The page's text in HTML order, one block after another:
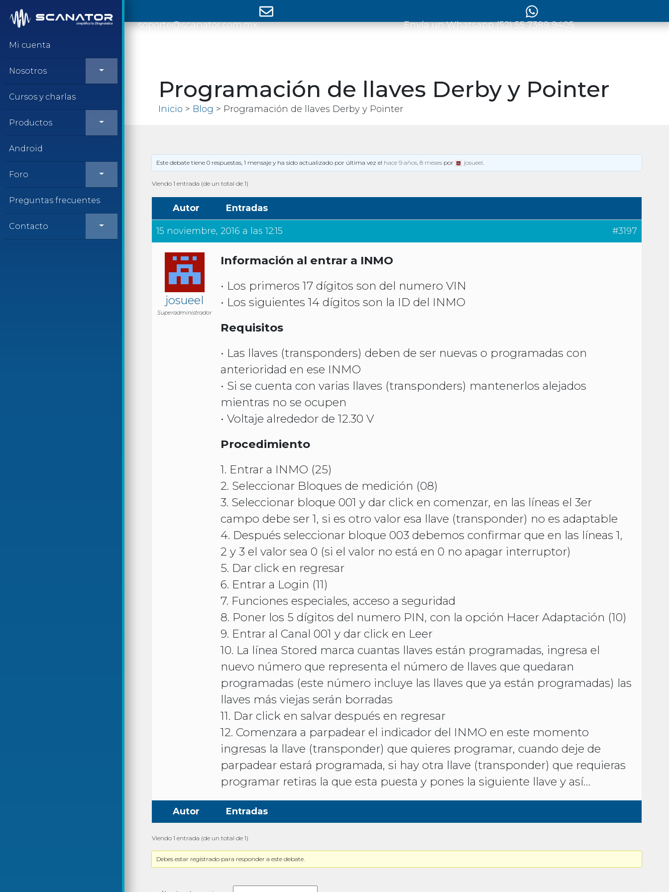
soporte@scanator.com.mx Envía un Whatsapp (52) 55 7389 9405
Saltar al contenido
Mi cuenta
Nosotros
Cursos y charlas
Productos
Android
Foro
Preguntas frecuentes
Contacto
Programación de llaves Derby y Pointer
Inicio > Blog > Programación de llaves Derby y Pointer
Este debate tiene 0 respuestas, 1 mensaje y ha sido actualizado por última vez el hace 9 años, 8 meses por josueel.
Viendo 1 entrada (de un total de 1)
Autor Entradas
15 noviembre, 2016 a las 12:15 #3197
josueel
Superadministrador
Información al entrar a INMO
• Los primeros 17 dígitos son del numero VIN
• Los siguientes 14 dígitos son la ID del INMO
Requisitos
• Las llaves (transponders) deben de ser nuevas o programadas con
anterioridad en ese INMO
• Si se cuenta con varias llaves (transponders) mantenerlos alejados
mientras no se ocupen
• Voltaje alrededor de 12.30 V
Procedimiento
1. Entrar a INMO (25)
2. Seleccionar Bloques de medición (08)
3. Seleccionar bloque 001 y dar click en comenzar, en las líneas el 3er
campo debe ser 1, si es otro valor esa llave (transponder) no es adaptable
4. Después seleccionar bloque 003 debemos confirmar que en las líneas 1,
2 y 3 el valor sea 0 (si el valor no está en 0 no apagar interruptor)
5. Dar click en regresar
6. Entrar a Login (11)
7. Funciones especiales, acceso a seguridad
8. Poner los 5 dígitos del numero PIN, con la opción Hacer Adaptación (10)
9. Entrar al Canal 001 y dar click en Leer
10. La línea Stored marca cuantas llaves están programadas, ingresa el
nuevo número que representa el número de llaves que quedaran
programadas (este número incluye las llaves que ya están programadas) las
llaves más viejas serán borradas
11. Dar click en salvar después en regresar
12. Comenzara a parpadear el indicador del INMO en este momento
ingresas la llave (transponder) que quieres programar, cuando deje de
parpadear estará programada, si hay otra llave (transponder) que requieras
programar retiras la que esta puesta y pones la siguiente llave y así…
Autor Entradas
Viendo 1 entrada (de un total de 1)
Debes estar registrado para responder a este debate.